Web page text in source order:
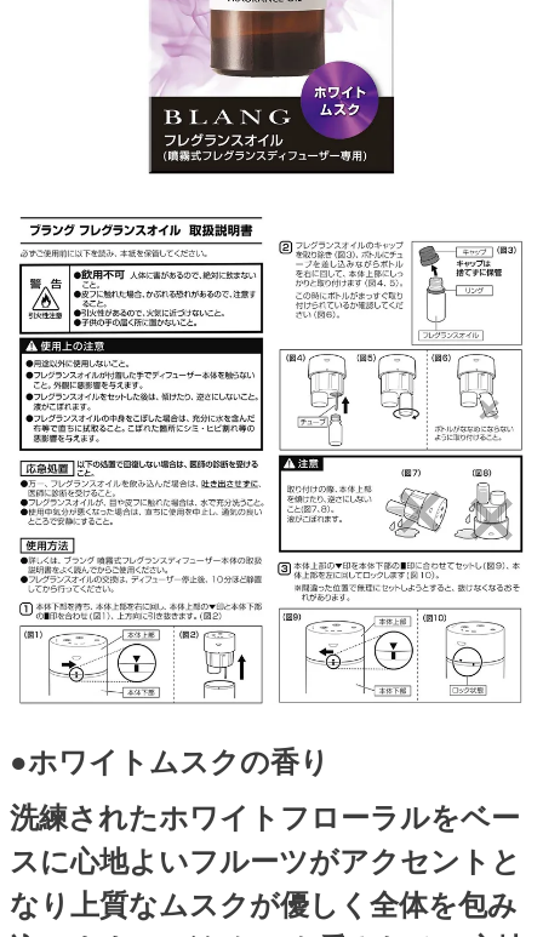
●ホワイトムスクの香り
洗練されたホワイトフローラルをベー
スに心地よいフルーツがアクセントと
なり上質なムスクが優しく全体を包み